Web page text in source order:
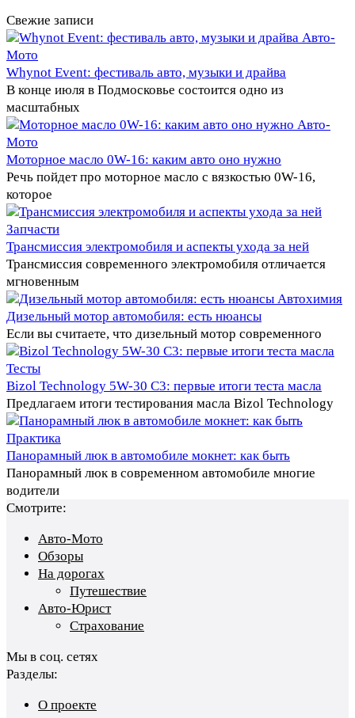
Свежие записи
Авто-
Мото
Whynot Event: фестиваль авто, музыки и драйва
В конце июля в Подмосковье состоится одно из
масштабных
Авто-
Мото
Моторное масло 0W-16: каким авто оно нужно
Речь пойдет про моторное масло с вязкостью 0W-16,
которое
Запчасти
Трансмиссия электромобиля и аспекты ухода за ней
Трансмиссия современного электромобиля отличается
мгновенным
Автохимия
Дизельный мотор автомобиля: есть нюансы
Если вы считаете, что дизельный мотор современного
Тесты
Bizol Technology 5W-30 C3: первые итоги теста масла
Предлагаем итоги тестирования масла Bizol Technology
Практика
Панорамный люк в автомобиле мокнет: как быть
Панорамный люк в современном автомобиле многие
водители
Смотрите:
Авто-Мото
Обзоры
На дорогах
Путешествие
Авто-Юрист
Страхование
Мы в соц. сетях
Разделы:
О проекте